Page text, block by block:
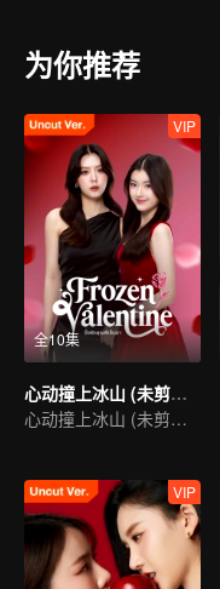
为你推荐
全10集
VIP
心动撞上冰山 (未剪辑版)
心动撞上冰山 (未剪辑版)
VIP